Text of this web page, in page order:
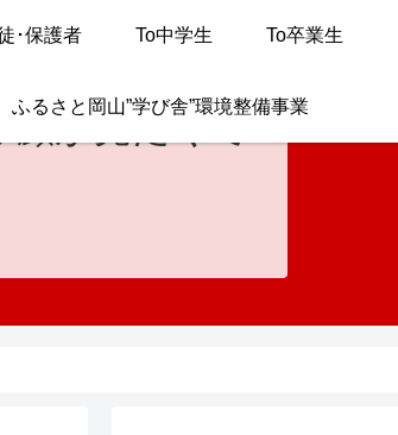
･保護者 To中学生 To卒業生
ふるさと岡山”学び舎”環境整備事業
顔が見たくて